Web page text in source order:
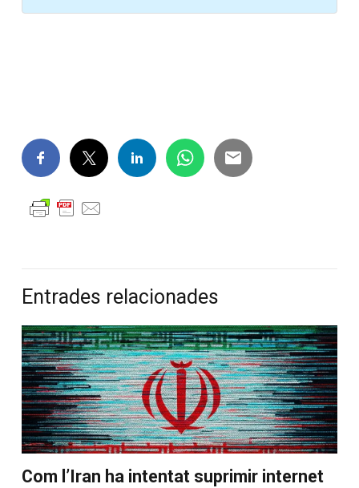
Entrades relacionades
Com l’Iran ha intentat suprimir internet